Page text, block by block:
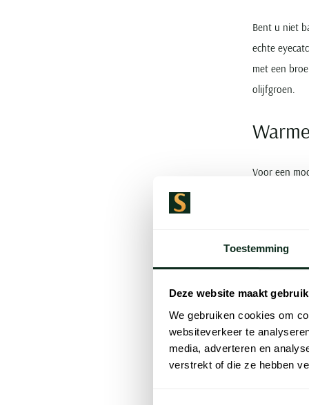
Toestemming
Deze website maakt
We gebruiken cookies om
websiteverkeer te
media, adverteren en
verstrekt of die ze hebben
Bent u niet
echte
met een
olijfgroen.
Voor een
zijn
vallen. Zo
rode
herfsttinten
De
Naast het
graag